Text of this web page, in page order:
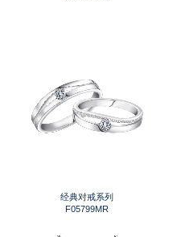
经典对戒系列
F05799MR